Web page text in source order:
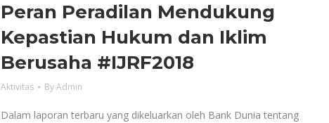
Peran Peradilan Mendukung
Kepastian Hukum dan Iklim
Berusaha #IJRF2018
Aktivitas ByAdmin
Dalam laporan terbaru yang dikeluarkan oleh Bank Dunia tentang